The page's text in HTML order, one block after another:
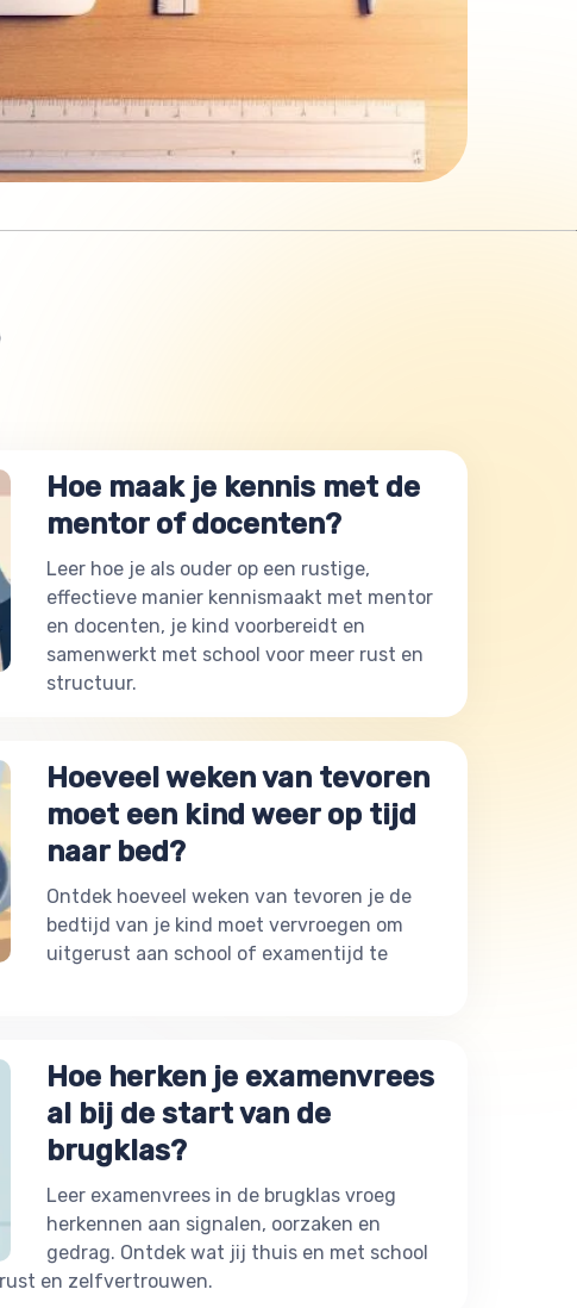
Hoe maak je kennis met de
mentor of docenten?
Leer hoe je als ouder op een rustige,
effectieve manier kennismaakt met mentor
en docenten, je kind voorbereidt en
samenwerkt met school voor meer rust en
structuur.
Hoeveel weken van tevoren
moet een kind weer op tijd
naar bed?
Ontdek hoeveel weken van tevoren je de
bedtijd van je kind moet vervroegen om
uitgerust aan school of examentijd te
Hoe herken je examenvrees
al bij de start van de
brugklas?
Leer examenvrees in de brugklas vroeg
herkennen aan signalen, oorzaken en
gedrag. Ontdek wat jij thuis en met school
en zelfvertrouwen.